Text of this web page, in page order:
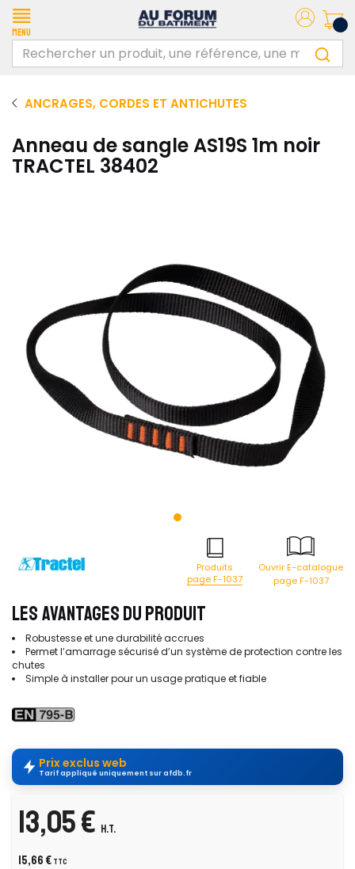
Menu
ANCRAGES, CORDES ET ANTICHUTES
Anneau de sangle AS19S 1m noir
TRACTEL 38402
Produits
page F-1037
Ouvrir E-catalogue
page F-1037
LES AVANTAGES DU PRODUIT
Robustesse et une durabilité accrues
Permet l’amarrage sécurisé d’un système de protection contre les
chutes
Simple à installer pour un usage pratique et fiable
Prix exclus web
Tarif appliqué uniquement sur afdb.fr
13,05 € H.T.
15,66 € TTC